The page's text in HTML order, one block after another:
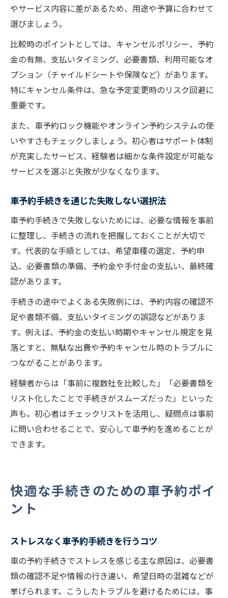
やサービス内容に差があるため、用途や予算に合わせて
選びましょう。
比較時のポイントとしては、キャンセルポリシー、予約
金の有無、支払いタイミング、必要書類、利用可能なオ
プション（チャイルドシートや保険など）があります。
特にキャンセル条件は、急な予定変更時のリスク回避に
重要です。
また、車予約ロック機能やオンライン予約システムの使
いやすさもチェックしましょう。初心者はサポート体制
が充実したサービス、経験者は細かな条件設定が可能な
サービスを選ぶと失敗が少なくなります。
車予約手続きを通じた失敗しない選択法
車予約手続きで失敗しないためには、必要な情報を事前
に整理し、手続きの流れを把握しておくことが大切で
す。代表的な手順としては、希望車種の選定、予約申
込、必要書類の準備、予約金や手付金の支払い、最終確
認があります。
手続きの途中でよくある失敗例には、予約内容の確認不
足や書類不備、支払いタイミングの誤認などがありま
す。例えば、予約金の支払い時期やキャンセル規定を見
落とすと、無駄な出費や予約キャンセル時のトラブルに
つながることがあります。
経験者からは「事前に複数社を比較した」「必要書類を
リスト化したことで手続きがスムーズだった」といった
声も。初心者はチェックリストを活用し、疑問点は事前
に問い合わせることで、安心して車予約を進めることが
できます。
快適な手続きのための車予約ポイ
ント
ストレスなく車予約手続きを行うコツ
車の予約手続きでストレスを感じる主な原因は、必要書
類の確認不足や情報の行き違い、希望日時の混雑などが
挙げられます。こうしたトラブルを避けるためには、事